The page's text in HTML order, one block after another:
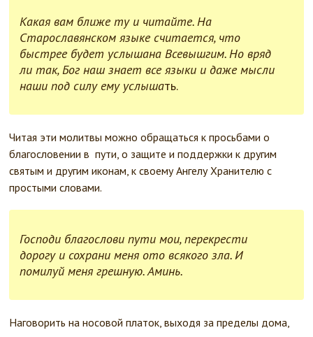
Какая вам ближе ту и читайте. На
Старославянском языке считается, что
быстрее будет услышана Всевышгим. Но вряд
ли так, Бог наш знает все языки и даже мысли
наши под силу ему услышать.
Читая эти молитвы можно обращаться к просьбами о
благословении в пути, о защите и поддержки к другим
святым и другим иконам, к своему Ангелу Хранителю с
простыми словами.
Господи благослови пути мои, перекрести
дорогу и сохрани меня ото всякого зла. И
помилуй меня грешную. Аминь.
Наговорить на носовой платок, выходя за пределы дома,